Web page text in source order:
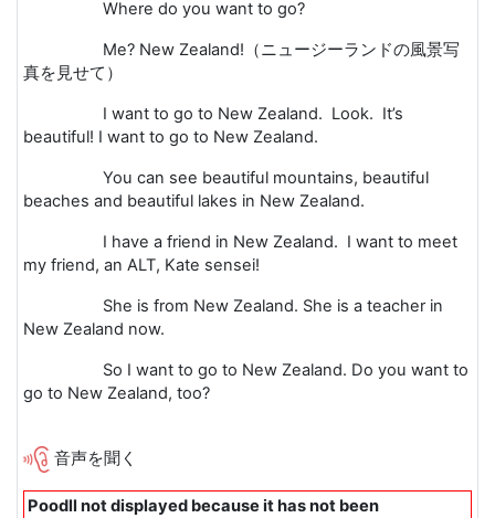
Where do you want to go?
Me? New Zealand! （ニュージーランドの風景写
真を見せて）
I want to go to New Zealand. Look. It’s
beautiful! I want to go to New Zealand.
You can see beautiful mountains, beautiful
beaches and beautiful lakes in New Zealand.
I have a friend in New Zealand. I want to meet
my friend, an ALT, Kate sensei!
She is from New Zealand. She is a teacher in
New Zealand now.
So I want to go to New Zealand. Do you want to
go to New Zealand, too?
音声を聞く
Poodll not displayed because it has not been